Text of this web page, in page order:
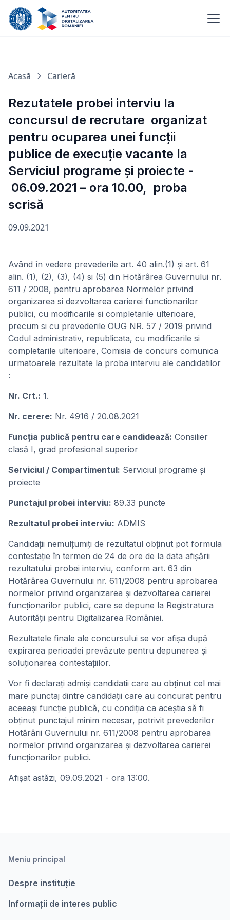
Acasă Carieră
Rezutatele probei interviu la
concursul de recrutare organizat
pentru ocuparea unei funcții
publice de execuție vacante la
Serviciul programe și proiecte -
06.09.2021 – ora 10.00, proba
scrisă
09.09.2021
Având în vedere prevederile art. 40 alin.(1) şi art. 61
alin. (1), (2), (3), (4) si (5) din Hotărârea Guvernului nr.
611 / 2008, pentru aprobarea Normelor privind
organizarea si dezvoltarea carierei functionarilor
publici, cu modificarile si completarile ulterioare,
precum si cu prevederile OUG NR. 57 / 2019 privind
Codul administrativ, republicata, cu modificarile si
completarile ulterioare, Comisia de concurs comunica
urmatoarele rezultate la proba interviu ale candidatilor
:
Nr. Crt.: 1.
Nr. cerere: Nr. 4916 / 20.08.2021
Funcţia publicǎ pentru care candideazǎ: Consilier
clasă I, grad profesional superior
Serviciul / Compartimentul: Serviciul programe și
proiecte
Punctajul probei interviu: 89.33 puncte
Rezultatul probei interviu: ADMIS
Candidaţii nemulţumiţi de rezultatul obţinut pot formula
contestaţie în termen de 24 de ore de la data afişării
rezultatului probei interviu, conform art. 63 din
Hotărârea Guvernului nr. 611/2008 pentru aprobarea
normelor privind organizarea și dezvoltarea carierei
funcționarilor publici, care se depune la Registratura
Autorității pentru Digitalizarea României.
Rezultatele finale ale concursului se vor afișa după
expirarea perioadei prevăzute pentru depunerea și
soluționarea contestațiilor.
Vor fi declarați admiși candidatii care au obţinut cel mai
mare punctaj dintre candidaţii care au concurat pentru
aceeaşi funcţie publică, cu condiţia ca aceştia să fi
obţinut punctajul minim necesar, potrivit prevederilor
Hotărârii Guvernului nr. 611/2008 pentru aprobarea
normelor privind organizarea și dezvoltarea carierei
funcționarilor publici.
Afişat astăzi, 09.09.2021 - ora 13:00.
Meniu principal
Despre instituție
Informații de interes public